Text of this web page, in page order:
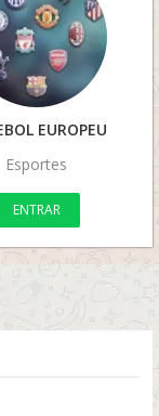
EUROPEU
Esportes
ENTRAR